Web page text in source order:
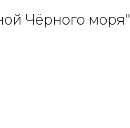
Чёрного моря"